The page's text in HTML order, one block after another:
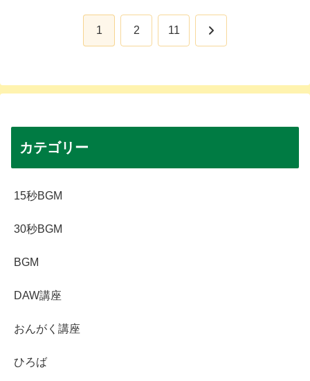
1 2 11 次
カテゴリー
15秒BGM
30秒BGM
BGM
DAW講座
おんがく講座
ひろば